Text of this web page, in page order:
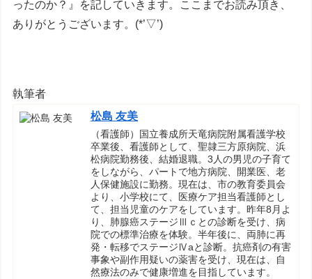
ったのか？』を記していきます。ここまでお読み頂き、
ありがとうございます。(*’▽’)
執筆者
松島 友美
（看護師）国立養成所天竜病院附属看護学校
卒業後、看護師として、聖隷三方原病院、浜
松病院勤務後、結婚退職。3人の男児の子育て
をしながら、パートで地方病院、開業医、老
人保健施設に勤務。現在は、市の教育委員会
より、小学校にて、医療ケア担当看護師とし
て、担当児童のケアをしています。昨年8月よ
り、肺腺癌ステージⅢｃとの診断を受け、病
院での標準治療を体験。半年後に、両肺に再
発・転移でステージⅣaと診断。抗癌剤の有害
事象や副作用疑いの薬害を受け、現在は、自
然療法のみで健康増進を目指しています。